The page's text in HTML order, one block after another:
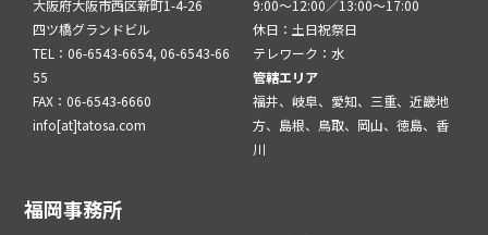
大阪府大阪市西区新町1-4-26
四ツ橋グランドビル
TEL：06-6543-6654, 06-6543-66
55
FAX：06-6543-6660
info[at]tatosa.com
9:00～12:00／13:00～17:00
休日：土日祝祭日
テレワーク：水
管轄エリア
福井、岐阜、愛知、三重、近畿地
方、島根、鳥取、岡山、徳島、香
川
福岡事務所